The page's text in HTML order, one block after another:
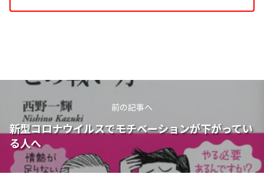
前の記事へ
新型コロナウイルスでモチベーションが下がってい
る人へ